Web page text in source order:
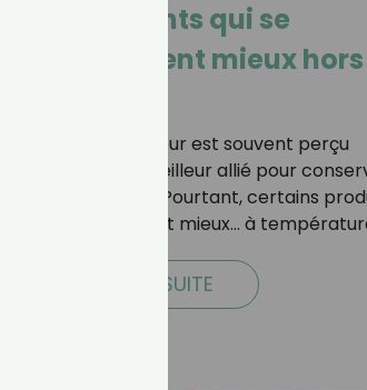
10 aliments qui se
conservent mieux
Le réfrigérateur est souvent perçu
comme le meilleur allié pour
les aliments. Pourtant, certains
se conservent mieux… à
LIRE LA SUITE